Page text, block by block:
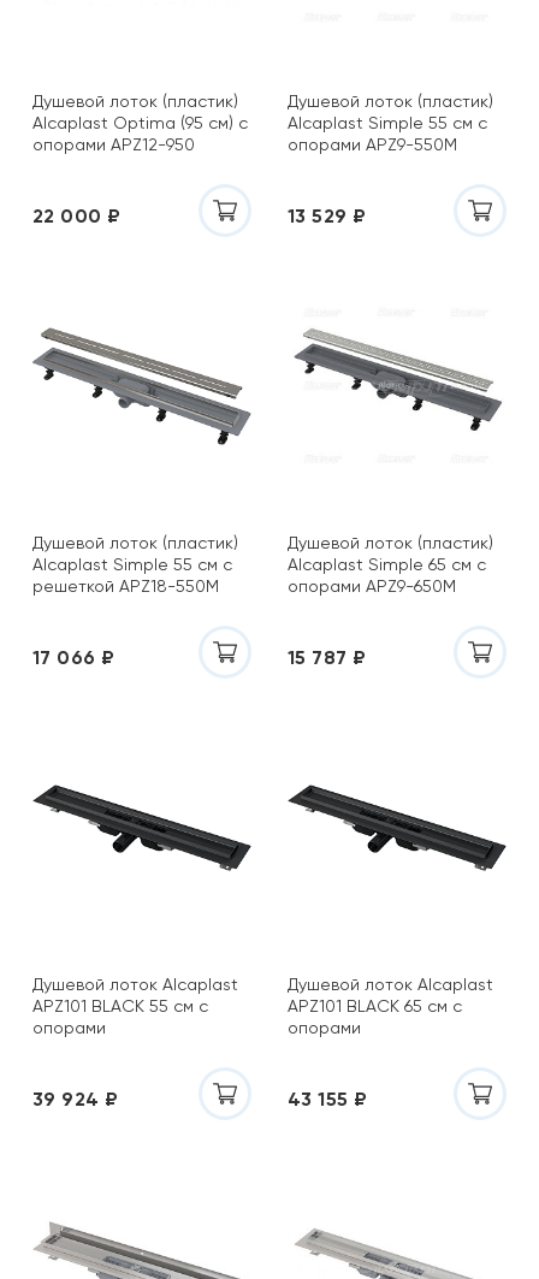
Душевой лоток (пластик)
Alcaplast Optima (95 см) с
опорами APZ12-950
22 000 ₽
Душевой лоток (пластик)
Alcaplast Simple 55 см с
опорами APZ9-550M
13 529 ₽
Душевой лоток (пластик)
Alcaplast Simple 55 см с
решеткой APZ18-550M
17 066 ₽
Душевой лоток (пластик)
Alcaplast Simple 65 см с
опорами APZ9-650M
15 787 ₽
Душевой лоток Alcaplast
APZ101 BLACK 55 см с
опорами
39 924 ₽
Душевой лоток Alcaplast
APZ101 BLACK 65 см с
опорами
43 155 ₽